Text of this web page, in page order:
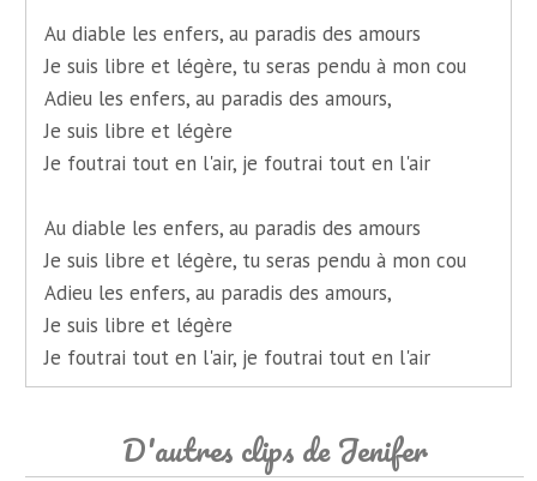
Au diable les enfers, au paradis des amours
Je suis libre et légère, tu seras pendu à mon cou
Adieu les enfers, au paradis des amours,
Je suis libre et légère
Je foutrai tout en l'air, je foutrai tout en l'air
Au diable les enfers, au paradis des amours
Je suis libre et légère, tu seras pendu à mon cou
Adieu les enfers, au paradis des amours,
Je suis libre et légère
Je foutrai tout en l'air, je foutrai tout en l'air
D'autres clips de Jenifer